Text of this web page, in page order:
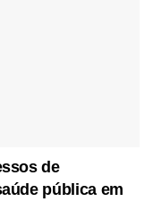
de
pública em